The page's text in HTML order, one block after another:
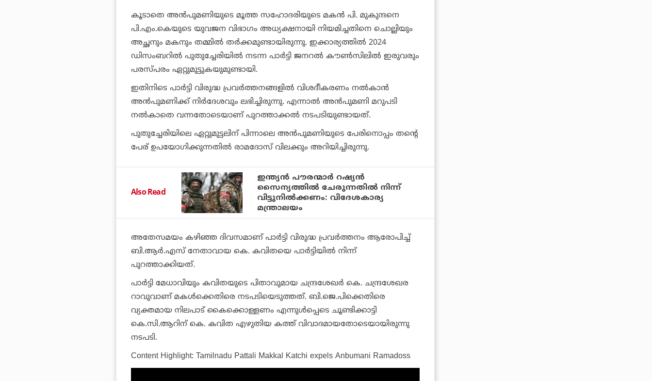
കൂടാതെ അന്‍പുമണിയുടെ മൂത്ത സഹോദരിയുടെ മകന്‍ പി. മുകുന്ദനെ
പി.എം.കെയുടെ യുവജന വിഭാഗം അധ്യക്ഷനായി നിയമിച്ചതിനെ ചൊല്ലിയും
അച്ഛനും മകനും തമ്മില്‍ തര്‍ക്കമുണ്ടായിരുന്നു. ഇക്കാര്യത്തില്‍ 2024
ഡിസംബറില്‍ പുതുച്ചേരിയില്‍ നടന്ന പാര്‍ട്ടി ജനറല്‍ കൗണ്‍സിലില്‍ ഇരുവരും
പരസ്പരം ഏറ്റുമുട്ടുകയുമുണ്ടായി.
ഇതിനിടെ പാര്‍ട്ടി വിരുദ്ധ പ്രവര്‍ത്തനങ്ങളില്‍ വിശദീകരണം നല്‍കാന്‍
അന്‍പുമണിക്ക് നിര്‍ദേശവും ലഭിച്ചിരുന്നു. എന്നാല്‍ അന്‍പുമണി മറുപടി
നല്‍കാതെ വന്നതോടെയാണ് പുറത്താക്കല്‍ നടപടിയുണ്ടായത്.
പുതുച്ചേരിയിലെ ഏറ്റുമുട്ടലിന് പിന്നാലെ അന്‍പുമണിയുടെ പേരിനൊപ്പം തന്റെ
പേര് ഉപയോഗിക്കുന്നതില്‍ രാമദോസ് വിലക്കും അറിയിച്ചിരുന്നു.
Also Read
ഇന്ത്യന്‍ പൗരന്മാര്‍ റഷ്യന്‍
സൈന്യത്തില്‍ ചേരുന്നതില്‍ നിന്ന്
വിട്ടുനില്‍ക്കണം: വിദേശകാര്യ
മന്ത്രാലയം
അതേസമയം കഴിഞ്ഞ ദിവസമാണ് പാര്‍ട്ടി വിരുദ്ധ പ്രവര്‍ത്തനം ആരോപിച്ച്
ബി.ആര്‍.എസ് നേതാവായ കെ. കവിതയെ പാര്‍ട്ടിയില്‍ നിന്ന്
പുറത്താക്കിയത്.
പാര്‍ട്ടി മേധാവിയും കവിതയുടെ പിതാവുമായ ചന്ദ്രശേഖര്‍ കെ. ചന്ദ്രശേഖര
റാവുവാണ് മകള്‍ക്കെതിരെ നടപടിയെടുത്തത്. ബി.ജെ.പിക്കെതിരെ
വ്യക്തമായ നിലപാട് കൈക്കൊള്ളണം എന്നുള്‍പ്പെടെ ചൂണ്ടിക്കാട്ടി
കെ.സി.ആറിന് കെ. കവിത എഴുതിയ കത്ത് വിവാദമായതോടെയായിരുന്നു
നടപടി.
Content Highlight: Tamilnadu Pattali Makkal Katchi expels Anbumani Ramadoss